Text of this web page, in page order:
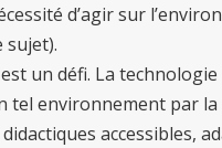
d’agir sur
sujet).
un défi. La
tel environnement par
accessibles,